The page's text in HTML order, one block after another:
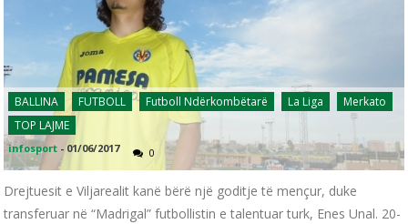
BALLINA FUTBOLL Futboll Ndërkombëtarë La Liga
Merkato
TOP LAJME
infosport -01/06/2017 0
Drejtuesit e Viljarealit kanë bërë një goditje të mençur, duke
transferuar në “Madrigal” futbollistin e talentuar turk, Enes Unal. 20-